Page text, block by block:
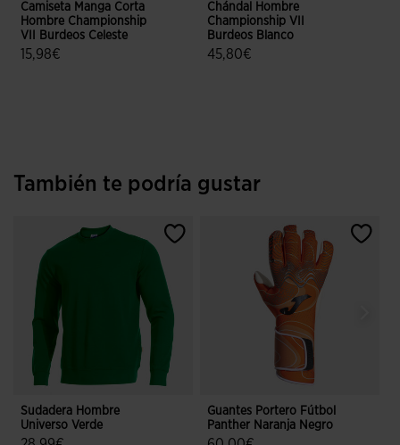
Camiseta Manga Corta
Hombre Championship
VII Burdeos Celeste
15,98€
Chándal Hombre
Championship VII
Burdeos Blanco
45,80€
También te podría gustar
Sudadera Hombre
Universo Verde
Guantes Portero Fútbol
Panther Naranja Negro